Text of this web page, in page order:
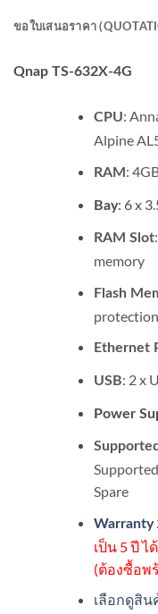
ขอใบเสนอราคา
Qnap TS-632X-4G
CPU:
Alpine
RAM :
Bay: 6 x
RAM Slot
memory
Flash
Ethernet
USB: 2 x
Power
Spare
Warranty
เป็น 5 ปี ไ
(ต้องซื้อพ
เลือกดูสิ